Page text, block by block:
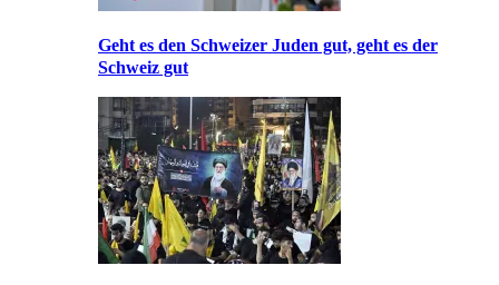
Geht es den Schweizer Juden gut, geht es der
Schweiz gut